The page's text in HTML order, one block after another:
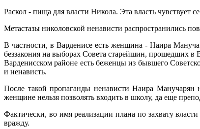
Раскол - пища для власти Никола. Эта власть чувствует
Метастазы николовской ненависти распространились
В частности, в Варденисе есть женщина - Наира
беззакония на выборах Совета старейшин, прошедших в
Варденисском районе есть беженцы из бывшего
и ненависть.
После такой пропаганды ненависти Наира Манучарян
женщине нельзя позволять входить в школу, да еще
Фактически, во имя реализации плана по захвату
вражду.